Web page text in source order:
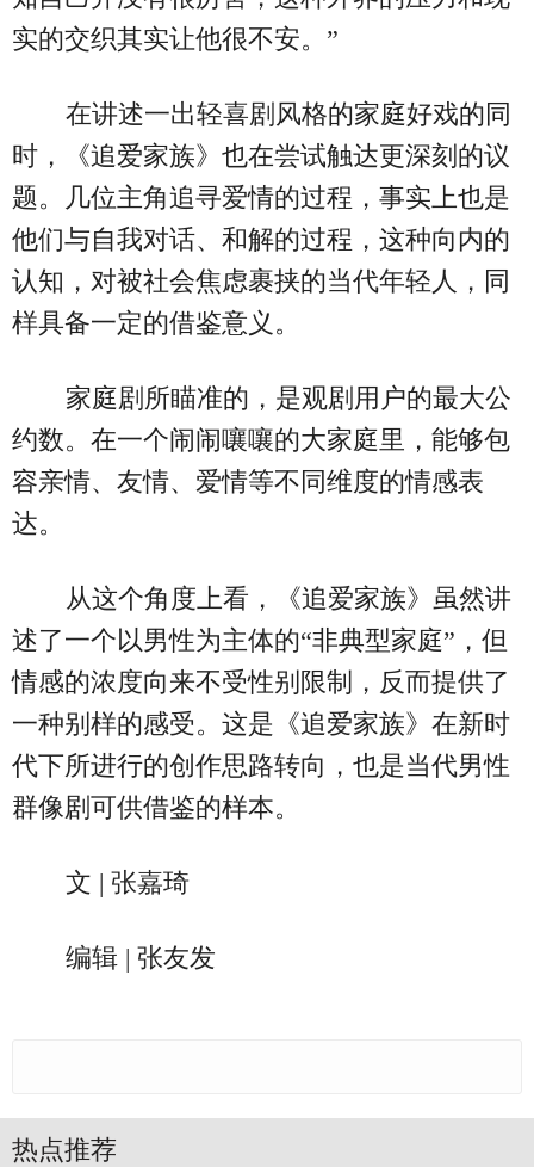
实的交织其实让他很不安。”
在讲述一出轻喜剧风格的家庭好戏的同
时，《追爱家族》也在尝试触达更深刻的议
题。几位主角追寻爱情的过程，事实上也是
他们与自我对话、和解的过程，这种向内的
认知，对被社会焦虑裹挟的当代年轻人，同
样具备一定的借鉴意义。
家庭剧所瞄准的，是观剧用户的最大公
约数。在一个闹闹嚷嚷的大家庭里，能够包
容亲情、友情、爱情等不同维度的情感表
达。
从这个角度上看，《追爱家族》虽然讲
述了一个以男性为主体的“非典型家庭”，但
情感的浓度向来不受性别限制，反而提供了
一种别样的感受。这是《追爱家族》在新时
代下所进行的创作思路转向，也是当代男性
群像剧可供借鉴的样本。
文 | 张嘉琦
编辑 | 张友发
热点推荐